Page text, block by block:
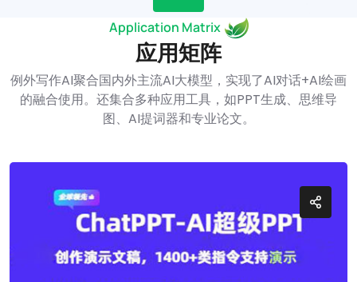
Application Matrix
应用矩阵
例外写作AI聚合国内外主流AI大模型，实现了AI对话+AI绘画
的融合使用。还集合多种应用工具，如PPT生成、思维导
图、AI提词器和专业论文。